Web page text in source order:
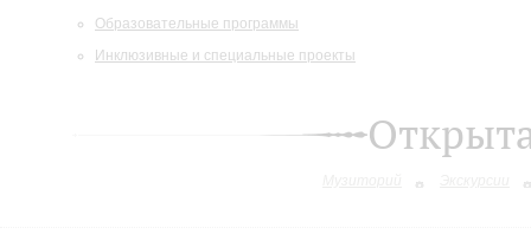
Образовательные программы
Инклюзивные и специальные проекты